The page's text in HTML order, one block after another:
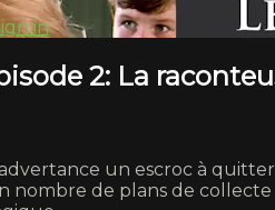
in
2: La
un escroc à
nombre de plans de